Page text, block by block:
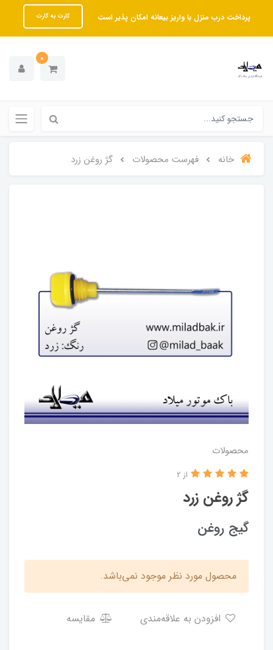
پرداخت درب منزل با واریز بیعانه امکان پذیر است کارت به کارت
0
خانه فهرست محصولات گژ روغن زرد
محصولات
گژ روغن زرد
از 2
گیج روغن
محصول مورد نظر موجود نمی‌باشد.
مقایسه